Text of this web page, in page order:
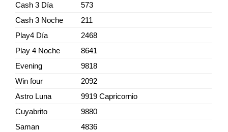
Cash 3 Día
573
Cash 3 Noche
211
Play4 Día
2468
Play 4 Noche
8641
Evening
9818
Win four
2092
Astro Luna
9919 Capricornio
Cuyabrito
9880
Saman
4836